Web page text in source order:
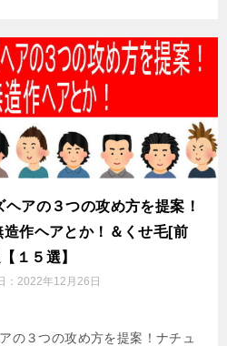
アの３つの攻め方を提案！
作ヘアとか！＆くせ毛[前
１５選】
： 2022年12月26日
の３つの攻め方を提案！ナチュ